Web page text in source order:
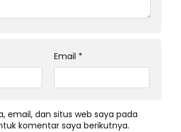
Email *
email, dan situs web saya pada
komentar saya berikutnya.